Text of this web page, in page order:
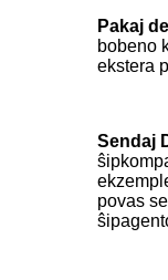
Pakaj
bobeno
ekstera
Sendaj
povas